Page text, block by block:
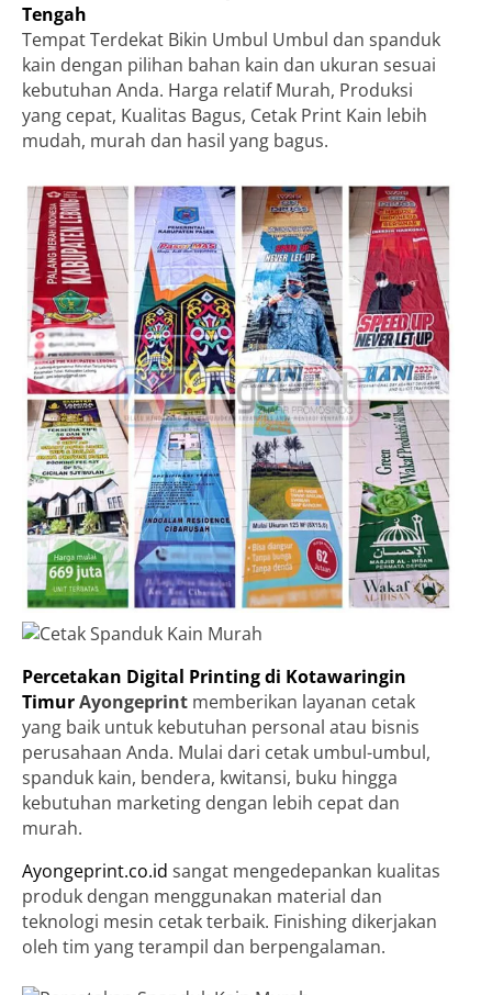
Tengah
Tempat Terdekat Bikin Umbul Umbul dan spanduk
kain dengan pilihan bahan kain dan ukuran sesuai
kebutuhan Anda. Harga relatif Murah, Produksi
yang cepat, Kualitas Bagus, Cetak Print Kain lebih
mudah, murah dan hasil yang bagus.
Percetakan Digital Printing di Kotawaringin
TimurAyongeprint memberikan layanan cetak
yang baik untuk kebutuhan personal atau bisnis
perusahaan Anda. Mulai dari cetak umbul-umbul,
spanduk kain, bendera, kwitansi, buku hingga
kebutuhan marketing dengan lebih cepat dan
murah.
Ayongeprint.co.id sangat mengedepankan kualitas
produk dengan menggunakan material dan
teknologi mesin cetak terbaik. Finishing dikerjakan
oleh tim yang terampil dan berpengalaman.